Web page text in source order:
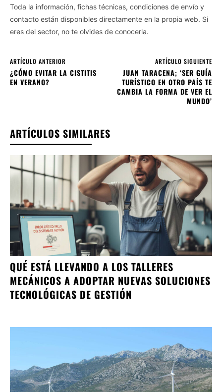
Toda la información, fichas técnicas, condiciones de envío y
contacto están disponibles directamente en la propia web. Si
eres del sector, no te olvides de conocerla.
ARTÍCULO ANTERIOR
¿CÓMO EVITAR LA CISTITIS
EN VERANO?
ARTÍCULO SIGUIENTE
JUAN TARACENA; ‘SER GUÍA
TURÍSTICO EN OTRO PAÍS TE
CAMBIA LA FORMA DE VER EL
MUNDO’
ARTÍCULOS SIMILARES
QUÉ ESTÁ LLEVANDO A LOS TALLERES
MECÁNICOS A ADOPTAR NUEVAS SOLUCIONES
TECNOLÓGICAS DE GESTIÓN